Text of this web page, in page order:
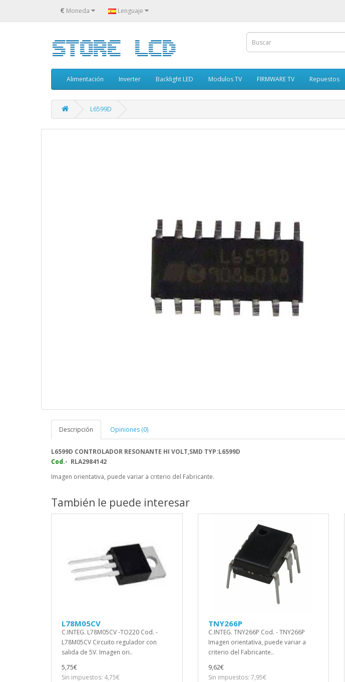
€ Moneda Lenguaje
Alimentación Inverter Backlight LED Modulos TV FIRMWARE TV Repuestos
L6599D
Descripción Opiniones (0)
L6599D CONTROLADOR RESONANTE HI VOLT,SMD TYP:L6599D
Cod.- RLA2984142
Imagen orientativa, puede variar a criterio del Fabricante.
También le puede interesar
L78M05CV
C.INTEG. L78M05CV -TO220 Cod. -
L78M05CV Circuito regulador con
salida de 5V. Imagen ori..
5,75€
Sin impuestos: 4,75€
TNY266P
C.INTEG. TNY266P Cod. - TNY266P
Imagen orientativa, puede variar a
criterio del Fabricante..
9,62€
Sin impuestos: 7,95€